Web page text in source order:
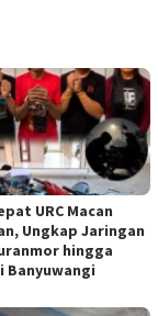
URC Macan
Ungkap Jaringan
hingga
Banyuwangi